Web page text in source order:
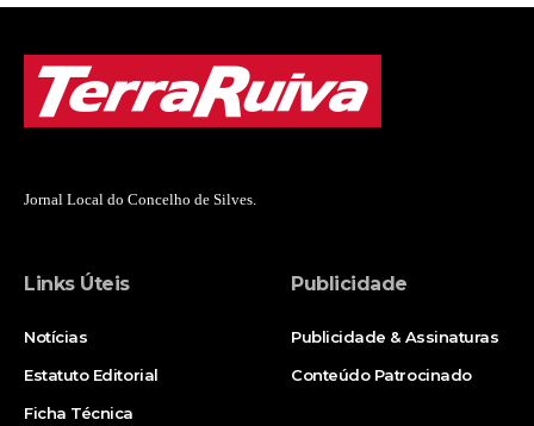
Jornal Local do Concelho de Silves.
Links Úteis
Notícias
Estatuto Editorial
Ficha Técnica
Publicidade
Publicidade & Assinaturas
Conteúdo Patrocinado